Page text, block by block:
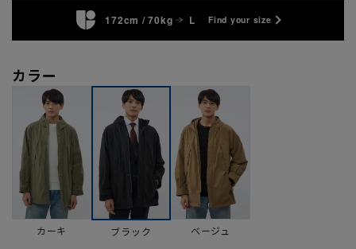
172cm / 70kg L Find your size
カラー
カーキ ブラック ベージュ